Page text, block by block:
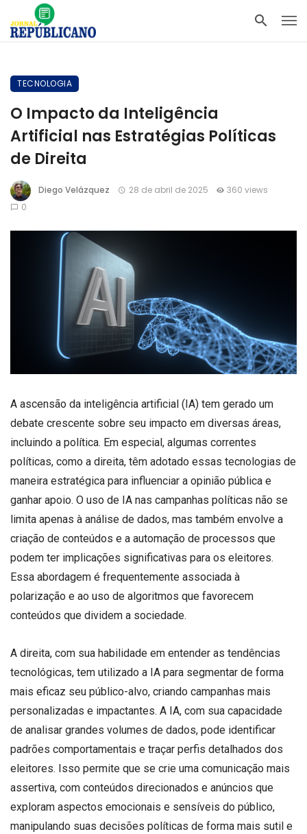
TECNOLOGIA
O Impacto da Inteligência
Artificial nas Estratégias Políticas
de Direita
Diego Velázquez 28 de abril de 2025
360 views
0
A ascensão da inteligência artificial (IA) tem gerado um
debate crescente sobre seu impacto em diversas áreas,
incluindo a política. Em especial, algumas correntes
políticas, como a direita, têm adotado essas tecnologias de
maneira estratégica para influenciar a opinião pública e
ganhar apoio. O uso de IA nas campanhas políticas não se
limita apenas à análise de dados, mas também envolve a
criação de conteúdos e a automação de processos que
podem ter implicações significativas para os eleitores.
Essa abordagem é frequentemente associada à
polarização e ao uso de algoritmos que favorecem
conteúdos que dividem a sociedade.
A direita, com sua habilidade em entender as tendências
tecnológicas, tem utilizado a IA para segmentar de forma
mais eficaz seu público-alvo, criando campanhas mais
personalizadas e impactantes. A IA, com sua capacidade
de analisar grandes volumes de dados, pode identificar
padrões comportamentais e traçar perfis detalhados dos
eleitores. Isso permite que se crie uma comunicação mais
assertiva, com conteúdos direcionados e anúncios que
exploram aspectos emocionais e sensíveis do público,
manipulando suas decisões políticas de forma mais sutil e